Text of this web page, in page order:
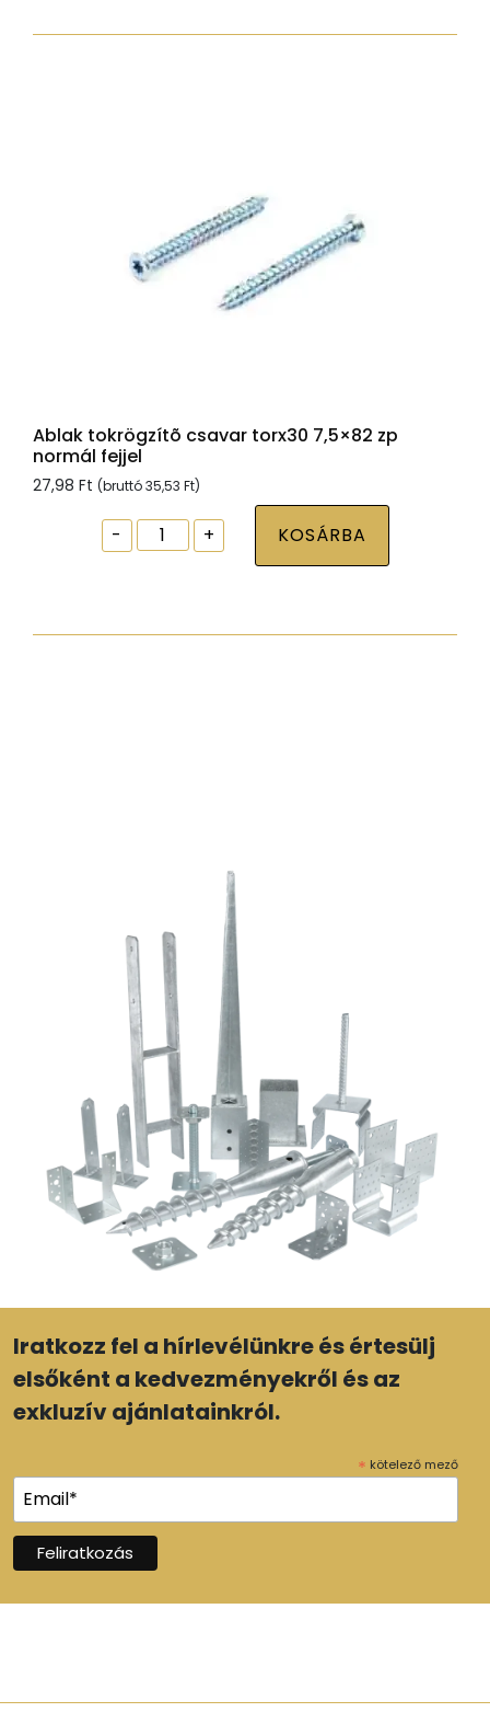
fejjel,
Ablak tokrögzítõ csavar torx30 7,5×82 zp
normál fejjel
27,98 Ft (bruttó35,53 Ft)
-
Ablak
tokrögzítõ
7,5x82
+ KOSÁRBA
Iratkozz fel a hírlevélünkre és értesülj
elsőként a kedvezményekről és az
exkluzív ajánlatainkról.
* kötelező mező